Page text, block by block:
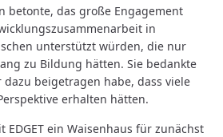
betonte, das große Engagement
in
unterstützt würden, die nur
zu Bildung hätten. Sie bedankte
beigetragen habe, dass viele
erhalten hätten.
ein Waisenhaus für zunächst